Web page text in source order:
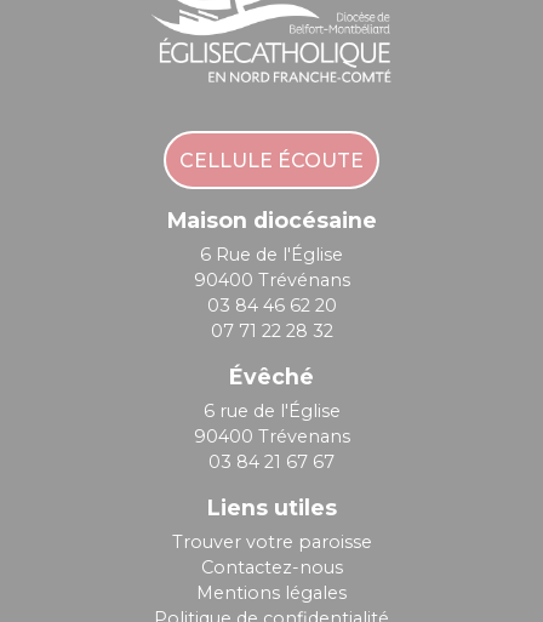
CELLULE ÉCOUTE
Maison diocésaine
6 Rue de l'Église
90400 Trévénans
03 84 46 62 20
07 71 22 28 32
Évêché
6 rue de l'Église
90400 Trévenans
03 84 21 67 67
Liens utiles
Trouver votre paroisse
Contactez-nous
Mentions légales